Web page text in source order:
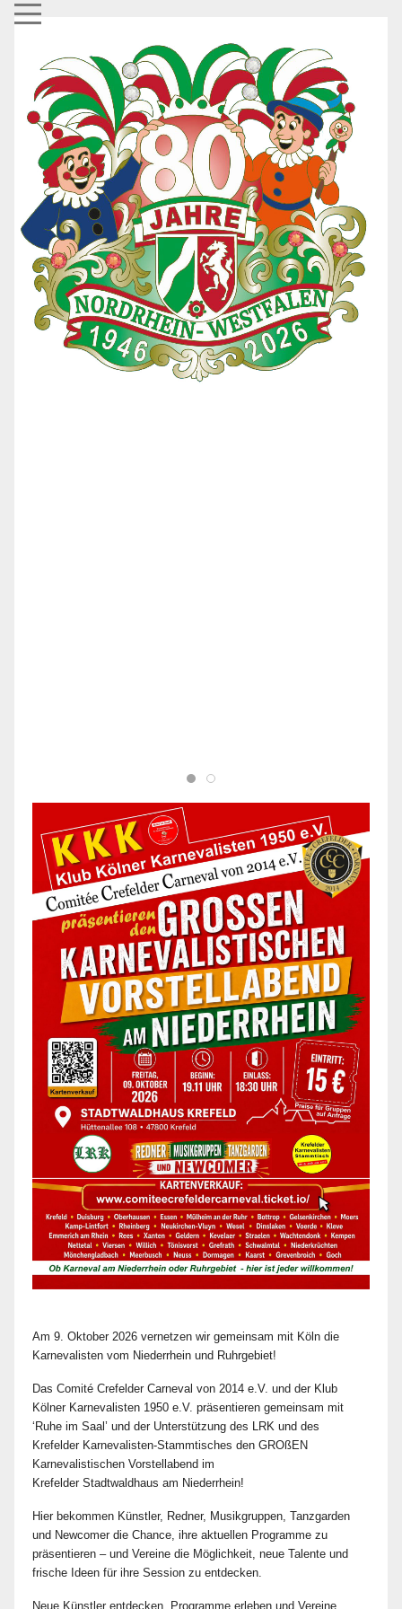
Mobile Menu Toggle
Am 9. Oktober 2026 vernetzen wir gemeinsam mit Köln die
Karnevalisten vom Niederrhein und Ruhrgebiet!
Das Comité Crefelder Carneval von 2014 e.V. und der Klub
Kölner Karnevalisten 1950 e.V. präsentieren gemeinsam mit
‘Ruhe im Saal’ und der Unterstützung des LRK und des
Krefelder Karnevalisten-Stammtisches den GROßEN
Karnevalistischen Vorstellabend im
Krefelder Stadtwaldhaus am Niederrhein!
Hier bekommen Künstler, Redner, Musikgruppen, Tanzgarden
und Newcomer die Chance, ihre aktuellen Programme zu
präsentieren – und Vereine die Möglichkeit, neue Talente und
frische Ideen für ihre Session zu entdecken.
Neue Künstler entdecken, Programme erleben und Vereine